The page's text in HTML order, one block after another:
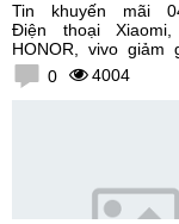
Tin khuyến mãi
Điện thoại Xiaomi,
HONOR, vivo giảm
300K0 4004